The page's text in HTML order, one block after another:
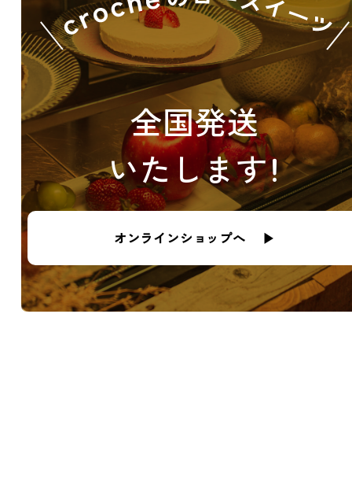
全国発送
いたします！
オンラインショップへ ▶︎